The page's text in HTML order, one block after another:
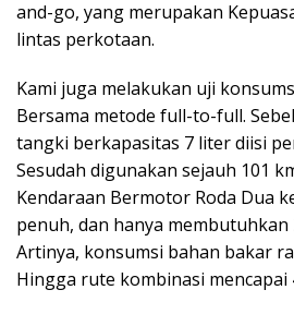
and-go, yang merupakan
lintas perkotaan.
Kami juga melakukan uji
Bersama metode full-to-full.
tangki berkapasitas 7 liter diisi
Sesudah digunakan sejauh 101
Kendaraan Bermotor Roda Dua
penuh, dan hanya membutuhkan
Artinya, konsumsi bahan bakar
Hingga rute kombinasi mencapai